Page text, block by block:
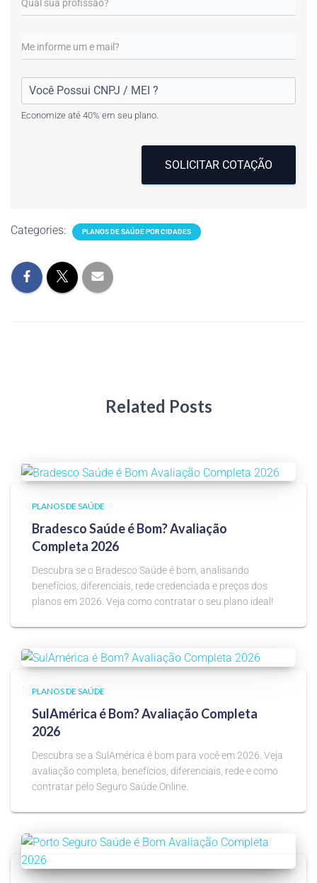
Economize até 40% em seu plano.
SOLICITAR COTAÇÃO
Categories: PLANOS DE SAÚDE POR CIDADES
Related Posts
PLANOS DE SAÚDE
Bradesco Saúde é Bom? Avaliação
Completa 2026
Descubra se o Bradesco Saúde é bom, analisando
benefícios, diferenciais, rede credenciada e preços dos
planos em 2026. Veja como contratar o seu plano ideal!
PLANOS DE SAÚDE
SulAmérica é Bom? Avaliação Completa
2026
Descubra se a SulAmérica é bom para você em 2026. Veja
avaliação completa, benefícios, diferenciais, rede e como
contratar pelo Seguro Saúde Online.